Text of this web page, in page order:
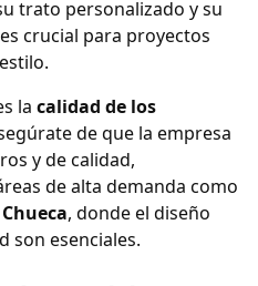
trato personalizado y su
crucial para proyectos
la calidad de los
de que la empresa
y de calidad,
de alta demanda como
Chueca, donde el diseño
son esenciales.